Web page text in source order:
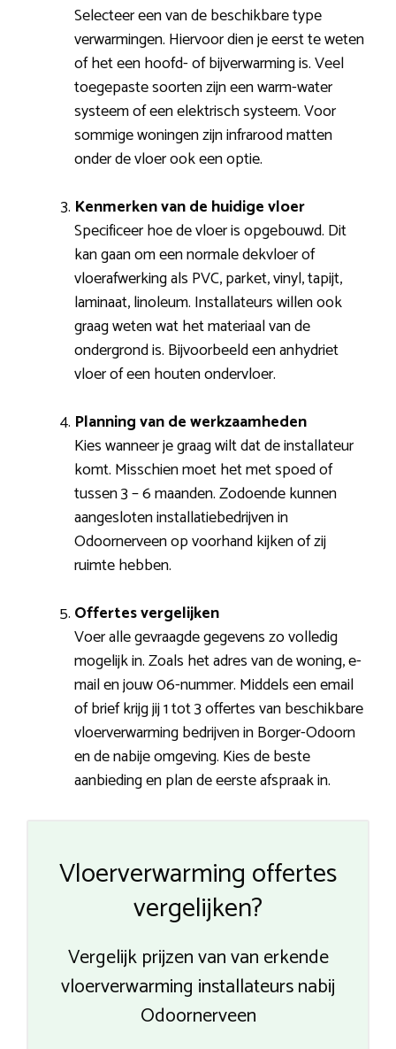
Selecteer een van de beschikbare type
verwarmingen. Hiervoor dien je eerst te weten
of het een hoofd- of bijverwarming is. Veel
toegepaste soorten zijn een warm-water
systeem of een elektrisch systeem. Voor
sommige woningen zijn infrarood matten
onder de vloer ook een optie.
Kenmerken van de huidige vloer
Specificeer hoe de vloer is opgebouwd. Dit
kan gaan om een normale dekvloer of
vloerafwerking als PVC, parket, vinyl, tapijt,
laminaat, linoleum. Installateurs willen ook
graag weten wat het materiaal van de
ondergrond is. Bijvoorbeeld een anhydriet
vloer of een houten ondervloer.
Planning van de werkzaamheden
Kies wanneer je graag wilt dat de installateur
komt. Misschien moet het met spoed of
tussen 3 – 6 maanden. Zodoende kunnen
aangesloten installatiebedrijven in
Odoornerveen op voorhand kijken of zij
ruimte hebben.
Offertes vergelijken
Voer alle gevraagde gegevens zo volledig
mogelijk in. Zoals het adres van de woning, e-
mail en jouw 06-nummer. Middels een email
of brief krijg jij 1 tot 3 offertes van beschikbare
vloerverwarming bedrijven in Borger-Odoorn
en de nabije omgeving. Kies de beste
aanbieding en plan de eerste afspraak in.
Vloerverwarming offertes
vergelijken?
Vergelijk prijzen van van erkende
vloerverwarming installateurs nabij
Odoornerveen